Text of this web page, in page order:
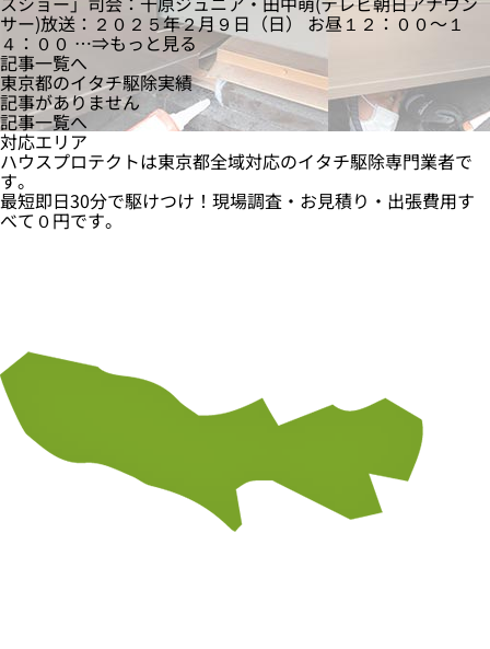
サー)放送：２０２５年２月９日（日） お昼１２：００〜１
４：００ …⇒もっと見る
記事一覧へ
東京都のイタチ駆除実績
記事がありません
記事一覧へ
対応エリア
ハウスプロテクトは東京都全域対応のイタチ駆除専門業者で
す。
最短即日30分で駆けつけ！現場調査・お見積り・出張費用す
べて０円です。